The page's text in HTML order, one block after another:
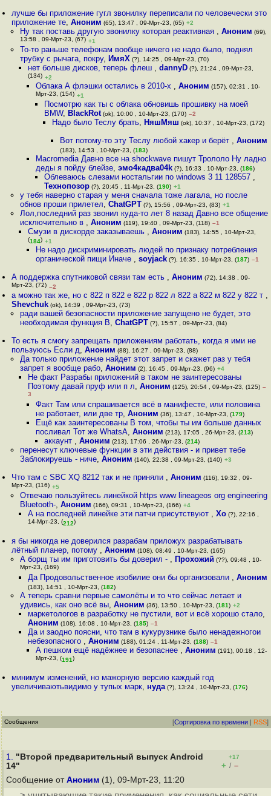
лучше бы приложение гугл звонилку переписали по человечески это
приложение те,Аноним (65), 13:47 , 09-Мрт-23, (65) +2
Ну так поставь другую звонилку которая реактивная , Аноним (69),
13:58 , 09-Мрт-23, (67) +1
То-то раньше телефонам вообще ничего не надо было, поднял
трубку с рычага, покру, ИмяХ (?), 14:25 , 09-Мрт-23, (70)
нет больше дисков, теперь флеш , dannyD(?), 21:24 , 09-Мрт-23,
(134) +2
Облака А флэшки остались в 2010-х ,Аноним (157), 02:31 , 10-
Мрт-23, (154) +1
Посмотрю как ты с облака обновишь прошивку на моей
BMW, BlackRot(ok), 10:00 , 10-Мрт-23, (170) –2
Надо было Теслу брать, НяшМяш (ok), 10:37 , 10-Мрт-23, (172)
Вот потому-то эту Теслу любой хакер и берёт ,Аноним
(183), 14:53 , 10-Мрт-23, (183)
Macromedia Давно все на shockwave пишут Трололо Ну ладно
деды я пойду блейзе,эмо4кадва04k (?), 16:33 , 10-Мрт-23, (186)
Облеваюсь слезами ностальгии по windows 3 11 128557 ,
Технопозор(?), 20:45 , 11-Мрт-23, (190) +1
у тебя наверно старая у меня сначала тоже лагала, но после
обнов проши прилетел, ChatGPT (?), 15:56 , 09-Мрт-23, (83) +1
Лол,последний раз звонил куда-то лет 8 назад Давно все общение
исключительно в , Аноним (119), 19:40 , 09-Мрт-23, (118) –1
Смузи в дискорде заказываешь , Аноним (183), 14:55 , 10-Мрт-23,
(184) +1
Не надо дискриминировать людей по признаку потребления
органической пищи Иначе ,soyjack (?), 16:35 , 10-Мрт-23, (187) –1
А поддержка спутниковой связи там есть ,Аноним (72), 14:38 , 09-
Мрт-23, (72) –2
а можно так же, но с 822 п 822 е 822 р 822 л 822 а 822 м 822 у 822 т ,
Shevchuk (ok), 14:39 , 09-Мрт-23, (73)
ради вашей безопасности приложение запущено не будет, это
необходимая функция В, ChatGPT (?), 15:57 , 09-Мрт-23, (84)
То есть я смогу запрещать приложениям работать, когда я ими не
пользуюсь Если д,Аноним (88), 16:27 , 09-Мрт-23, (88)
Да только приложение найдет этот запрет и скажет раз у тебя
запрет я вообще рабо, Аноним (2), 16:45 , 09-Мрт-23, (96) +4
Не факт Разрабы приложений в таком не заинтересованы
Поэтому давай пруф или п л, Аноним (125), 20:54 , 09-Мрт-23, (125) –
3
Факт Там или спрашивается всё в манифесте, или половина
не работает, или две тр,Аноним (36), 13:47 , 10-Мрт-23, (179)
Ещё как заинтересованы В том, чтобы ты им больше данных
посливал Тот же WhatsA,Аноним (213), 17:05 , 26-Мрт-23, (213)
аккаунт , Аноним (213), 17:06 , 26-Мрт-23, (214)
перенесут ключевые функции в эти действия - и привет тебе
Заблокируешь - ниче, Аноним (140), 22:38 , 09-Мрт-23, (140) +3
Что там с SBC XQ 8212 так и не приняли ,Аноним (116), 19:32 , 09-
Мрт-23, (116) +5
Отвечаю пользуйтесь линейкой https www lineageos org engineering
Bluetooth-, Аноним (166), 09:31 , 10-Мрт-23, (166) +4
А на последней линейке эти патчи присутствуют , Хо(?), 22:16 ,
14-Мрт-23, (212)
я бы никогда не доверился разрабам приложух разрабатывать
лётный планер, потому ,Аноним (108), 08:49 , 10-Мрт-23, (165)
А борщ ты им приготовить бы доверил - , Прохожий (??), 09:48 , 10-
Мрт-23, (169)
Да Продовольственное изобилие они бы организовали , Аноним
(183), 14:51 , 10-Мрт-23, (182)
А теперь сравни первые самолёты и то что сейчас летает и
удивись, как оно всё вы, Аноним (36), 13:50 , 10-Мрт-23, (181) +2
маркетологов в разработку не пустили, вот и всё хорошо стало,
Аноним (108), 16:08 , 10-Мрт-23, (185) –1
Да и заодно поясни, что там в кукурузнике было ненадежногои
небезопасного , Аноним (188), 01:24 , 11-Мрт-23, (188) –1
А пешком ещё надёжнее и безопаснее ,Аноним (191), 00:18 , 12-
Мрт-23, (191)
минимум изменений, но мажорную версию каждый год
увеличиваютьвидимо у тупых марк, нуда (?), 13:24 , 10-Мрт-23, (176)
Сообщения [Сортировка по времени | RSS]
1. "Второй предварительный выпуск Android
14"
+17
+ / –
Сообщение от Аноним (1), 09-Мрт-23, 11:20